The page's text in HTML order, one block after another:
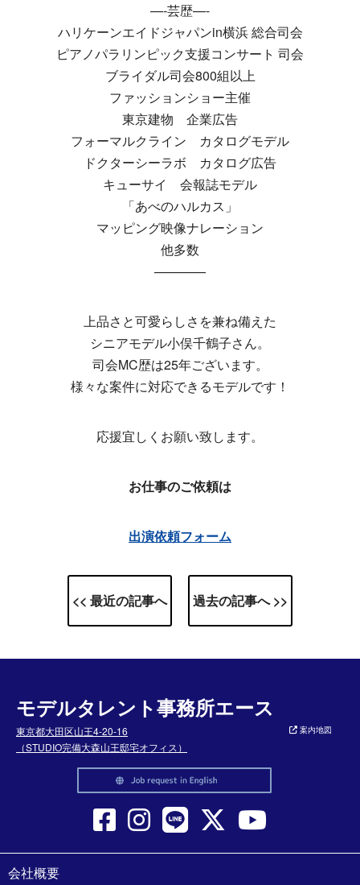
—-芸歴—-
ハリケーンエイドジャパンin横浜 総合司会
ピアノパラリンピック支援コンサート 司会
ブライダル司会800組以上
ファッションショー主催
東京建物 企業広告
フォーマルクライン カタログモデル
ドクターシーラボ カタログ広告
キューサイ 会報誌モデル
「あべのハルカス」
マッピング映像ナレーション
他多数
————
上品さと可愛らしさを兼ね備えた
シニアモデル小俣千鶴子さん。
司会MC歴は25年ございます。
様々な案件に対応できるモデルです！
応援宜しくお願い致します。
お仕事のご依頼は
出演依頼フォーム
<< 最近の記事へ 過去の記事へ >>
モデルタレント事務所エース
東京都大田区山王4-20-16
（STUDIO完備大森山王邸宅オフィス）
案内地図
会社概要